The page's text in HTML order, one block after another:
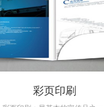
彩页印刷